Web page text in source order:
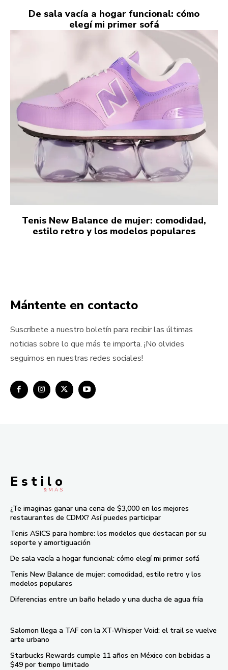
De sala vacía a hogar funcional: cómo
elegí mi primer sofá
Tenis New Balance de mujer: comodidad,
estilo retro y los modelos populares
Mántente en contacto
Suscríbete a nuestro boletín para recibir las últimas
noticias sobre lo que más te importa. ¡No olvides
seguirnos en nuestras redes sociales!
E s t i l o
& M À S
¿Te imaginas ganar una cena de $3,000 en los mejores
restaurantes de CDMX? Así puedes participar
Tenis ASICS para hombre: los modelos que destacan por su
soporte y amortiguación
De sala vacía a hogar funcional: cómo elegí mi primer sofá
Tenis New Balance de mujer: comodidad, estilo retro y los
modelos populares
Diferencias entre un baño helado y una ducha de agua fría
Salomon llega a TAF con la XT-Whisper Void: el trail se vuelve
arte urbano
Starbucks Rewards cumple 11 años en México con bebidas a
$49 por tiempo limitado